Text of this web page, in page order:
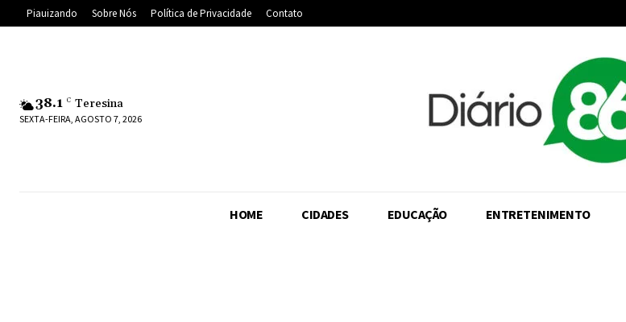
Piauizando Sobre Nós Política de Privacidade Contato
38.1 C Teresina
SEXTA-FEIRA, AGOSTO 7, 2026
HOME CIDADES EDUCAÇÃO ENTRETENIMENTO